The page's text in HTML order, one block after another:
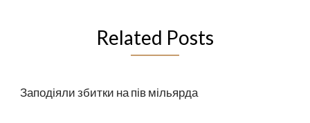
Related Posts
Заподіяли збитки на пів мільярда